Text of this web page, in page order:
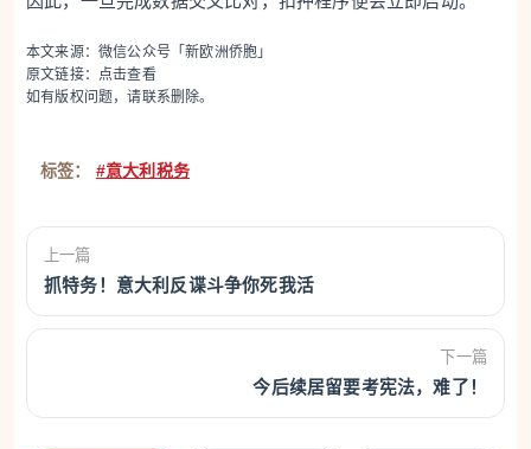
本文来源：微信公众号「新欧洲侨胞」
原文链接： 点击查看
如有版权问题，请联系删除。
标签： #意大利税务
上一篇
抓特务！意大利反谍斗争你死我活
下一篇
今后续居留要考宪法，难了！